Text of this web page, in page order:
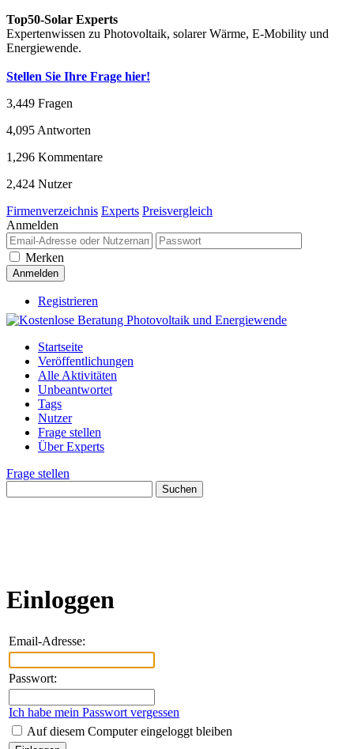
Top50-Solar Experts
Expertenwissen zu Photovoltaik, solarer Wärme, E-Mobility und
Energiewende.
Stellen Sie Ihre Frage hier!
3,449 Fragen
4,095 Antworten
1,296 Kommentare
2,424 Nutzer
Firmenverzeichnis Experts Preisvergleich
Anmelden
Merken
Registrieren
Startseite
Veröffentlichungen
Alle Aktivitäten
Unbeantwortet
Tags
Nutzer
Frage stellen
Über Experts
Frage stellen
Einloggen
Email-Adresse:
Passwort:
Ich habe mein Passwort vergessen
Auf diesem Computer eingeloggt bleiben